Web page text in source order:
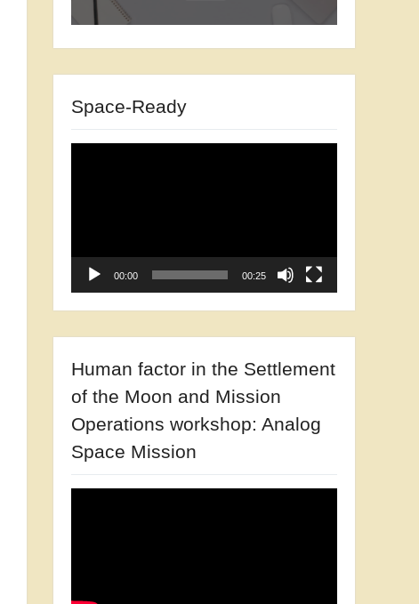
Space-Ready
00:00 00:25
Human factor in the Settlement
of the Moon and Mission
Operations workshop: Analog
Space Mission